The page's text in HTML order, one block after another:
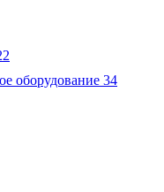
оборудование 34